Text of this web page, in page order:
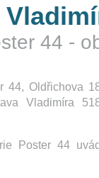
44 -
44, Oldřichova
Vladimíra
Poster 44